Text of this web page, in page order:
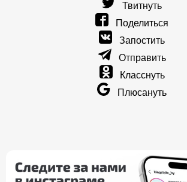
Твитнуть
Поделиться
Запостить
Отправить
Класснуть
Плюсануть